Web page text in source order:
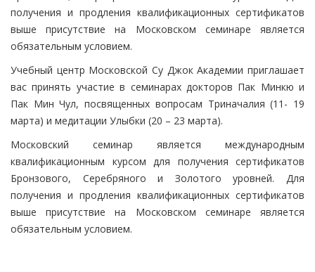
получения и продления квалификационных сертификатов
выше присутствие на Московском семинаре является
обязательным условием.
Учебный центр Московской Су Джок Академии приглашает
вас принять участие в семинарах докторов Пак Минкю и
Пак Мин Чул, посвященных вопросам Триначалия (11- 19
марта) и медитации Улыбки (20 – 23 марта).
Московский семинар является международным
квалификационным курсом для получения сертификатов
Бронзового, Серебряного и Золотого уровней. Для
получения и продления квалификационных сертификатов
выше присутствие на Московском семинаре является
обязательным условием.